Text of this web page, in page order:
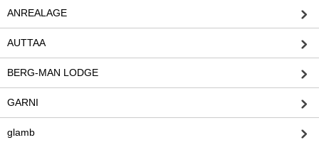
ANREALAGE
AUTTAA
BERG-MAN LODGE
GARNI
glamb